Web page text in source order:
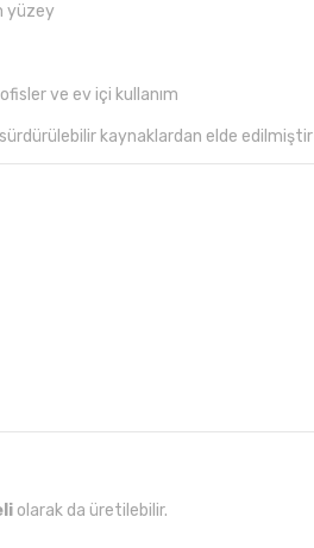
yüzey
ve ev içi kullanım
kaynaklardan elde edilmiştir
olarak da üretilebilir.